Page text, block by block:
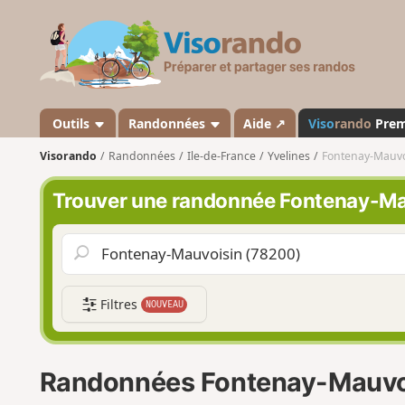
s
a
n
d
o
Outils Randonnées Aide ↗ Visorando
Visorando Randonnées Ile-de-France Yvelines Fontenay-
Trouver une randonnée Fontenay-
Filtres NOUVEAU
Randonnées Fontenay-